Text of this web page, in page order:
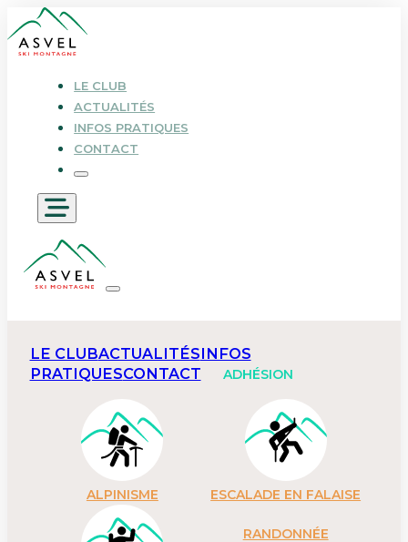
LE CLUB
ACTUALITÉS
INFOS PRATIQUES
CONTACT
LE CLUBACTUALITÉSINFOS
PRATIQUESCONTACT ADHÉSION
ALPINISME ESCALADE EN FALAISE
RANDONNÉE